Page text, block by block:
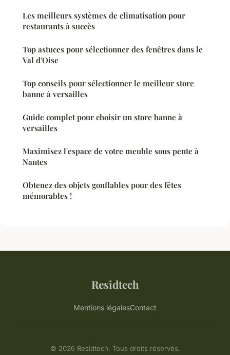
Les meilleurs systèmes de climatisation pour
restaurants à succès
Top astuces pour sélectionner des fenêtres dans le
Val d'Oise
Top conseils pour sélectionner le meilleur store
banne à versailles
Guide complet pour choisir un store banne à
versailles
Maximisez l'espace de votre meuble sous pente à
Nantes
Obtenez des objets gonflables pour des fêtes
mémorables !
Residtech
Mentions légalesContact
© 2026 Residtech. Tous droits réservés.